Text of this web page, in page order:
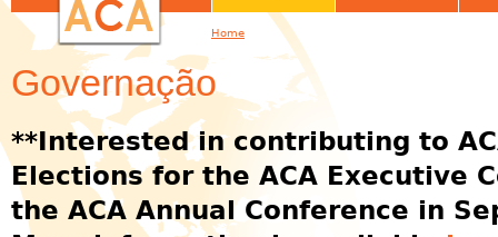
Governação
**Interested in contributing to
Elections for the ACA Executive
the ACA Annual Conference in
You are here
Home